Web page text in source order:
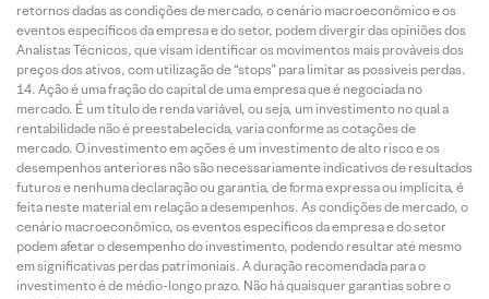
retornos dadas as condições de mercado, o cenário macroeconômico e os
eventos específicos da empresa e do setor, podem divergir das opiniões dos
Analistas Técnicos, que visam identificar os movimentos mais prováveis dos
preços dos ativos, com utilização de “stops” para limitar as possíveis perdas.
Ação é uma fração do capital de uma empresa que é negociada no
mercado. É um título de renda variável, ou seja, um investimento no qual a
rentabilidade não é preestabelecida, varia conforme as cotações de
mercado. O investimento em ações é um investimento de alto risco e os
desempenhos anteriores não são necessariamente indicativos de resultados
futuros e nenhuma declaração ou garantia, de forma expressa ou implícita, é
feita neste material em relação a desempenhos. As condições de mercado, o
cenário macroeconômico, os eventos específicos da empresa e do setor
podem afetar o desempenho do investimento, podendo resultar até mesmo
em significativas perdas patrimoniais. A duração recomendada para o
investimento é de médio-longo prazo. Não há quaisquer garantias sobre o